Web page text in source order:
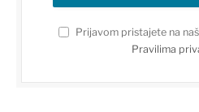
Prijavom pristajete na
Pravilima